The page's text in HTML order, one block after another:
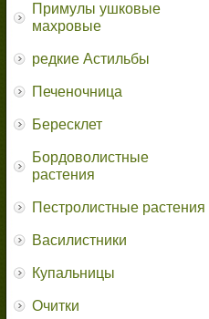
Примулы ушковые
махровые
редкие Астильбы
Печеночница
Бересклет
Бордоволистные
растения
Пестролистные растения
Василистники
Купальницы
Очитки